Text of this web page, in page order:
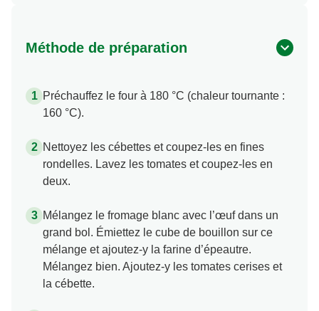
Méthode de préparation
Préchauffez le four à 180 °C (chaleur tournante :
160 °C).
Nettoyez les cébettes et coupez-les en fines
rondelles. Lavez les tomates et coupez-les en
deux.
Mélangez le fromage blanc avec l’œuf dans un
grand bol. Émiettez le cube de bouillon sur ce
mélange et ajoutez-y la farine d’épeautre.
Mélangez bien. Ajoutez-y les tomates cerises et
la cébette.